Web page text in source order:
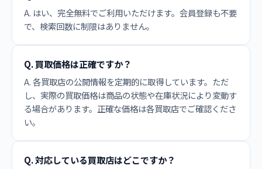
A. はい、完全無料でご利用いただけます。会員登録も不要
で、検索回数に制限はありません。
Q. 買取価格は正確ですか？
A. 各買取店の公開情報を定期的に取得しています。ただ
し、実際の買取価格は商品の状態や在庫状況により変動す
る場合があります。正確な価格は各買取店でご確認くださ
い。
Q. 対応している買取店はどこですか？